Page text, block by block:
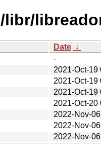
Date ↓
-
2021-Oct-19
2021-Oct-19
2021-Oct-19
2021-Oct-20
2022-Nov-
2022-Nov-
2022-Nov-